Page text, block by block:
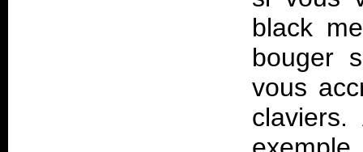
black
bouger
vous